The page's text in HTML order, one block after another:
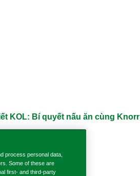
KOL: Bí quyết nấu ăn cùng Knorr
process personal data,
Some of these are
first- and third-party